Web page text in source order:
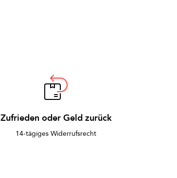
Zufrieden oder Geld zurück
14-tägiges Widerrufsrecht